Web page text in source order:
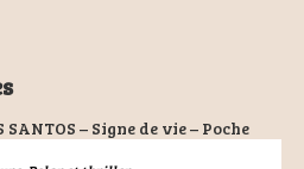
LA SUITE